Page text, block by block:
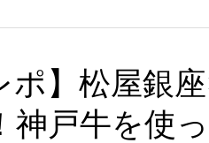
ポ】松屋銀
神戸牛を使